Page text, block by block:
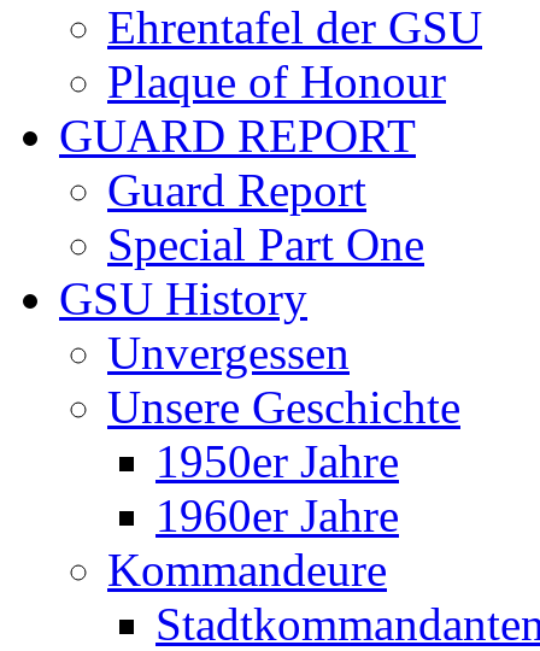
Ehrentafel der GSU
Plaque of Honour
GUARD REPORT
Guard Report
Special Part One
GSU History
Unvergessen
Unsere Geschichte
1950er Jahre
1960er Jahre
Kommandeure